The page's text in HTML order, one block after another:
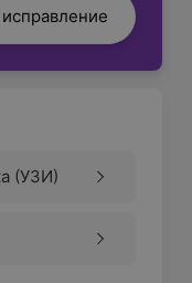
(УЗИ)